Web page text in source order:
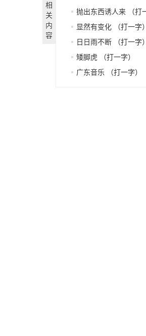
相
关
内
容
抛出东西诱人来 （打
显然有变化 （打一字）
日日雨不断 （打一字）
矮脚虎 （打一字）
广东音乐 （打一字）